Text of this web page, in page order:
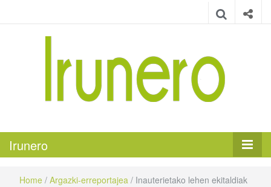
Irunero
Home / Argazki-erreportajea / Inauterietako lehen ekitaldiak